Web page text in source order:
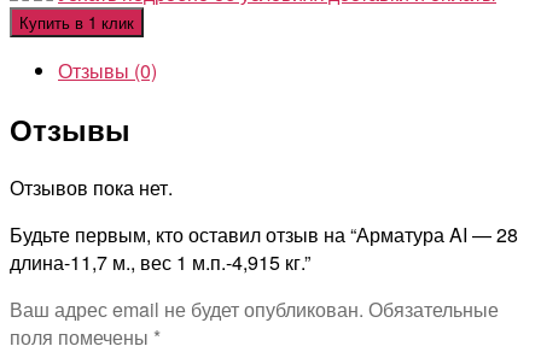
Купить в 1 клик
Отзывы (0)
Отзывы
Отзывов пока нет.
Будьте первым, кто оставил отзыв на “Арматура AI — 28
длина-11,7 м., вес 1 м.п.-4,915 кг.”
Ваш адрес email не будет опубликован. Обязательные
поля помечены *